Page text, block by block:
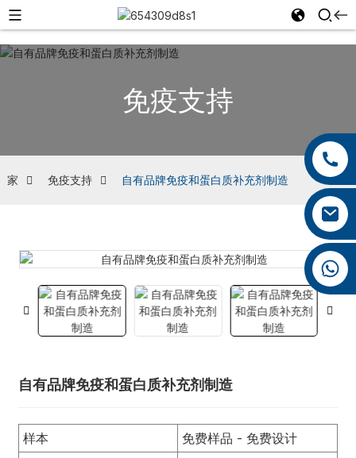
+86 13959222339
+86 0592 5599526
+86 18965423693
免疫支持
家 免疫支持 自有品牌免疫和蛋白质补充剂制造
自有品牌免疫和蛋白质补充剂制造
样本 免费样品 - 免费设计